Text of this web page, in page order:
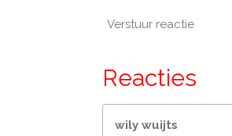
Verstuur reactie
Reacties
wily wuijts